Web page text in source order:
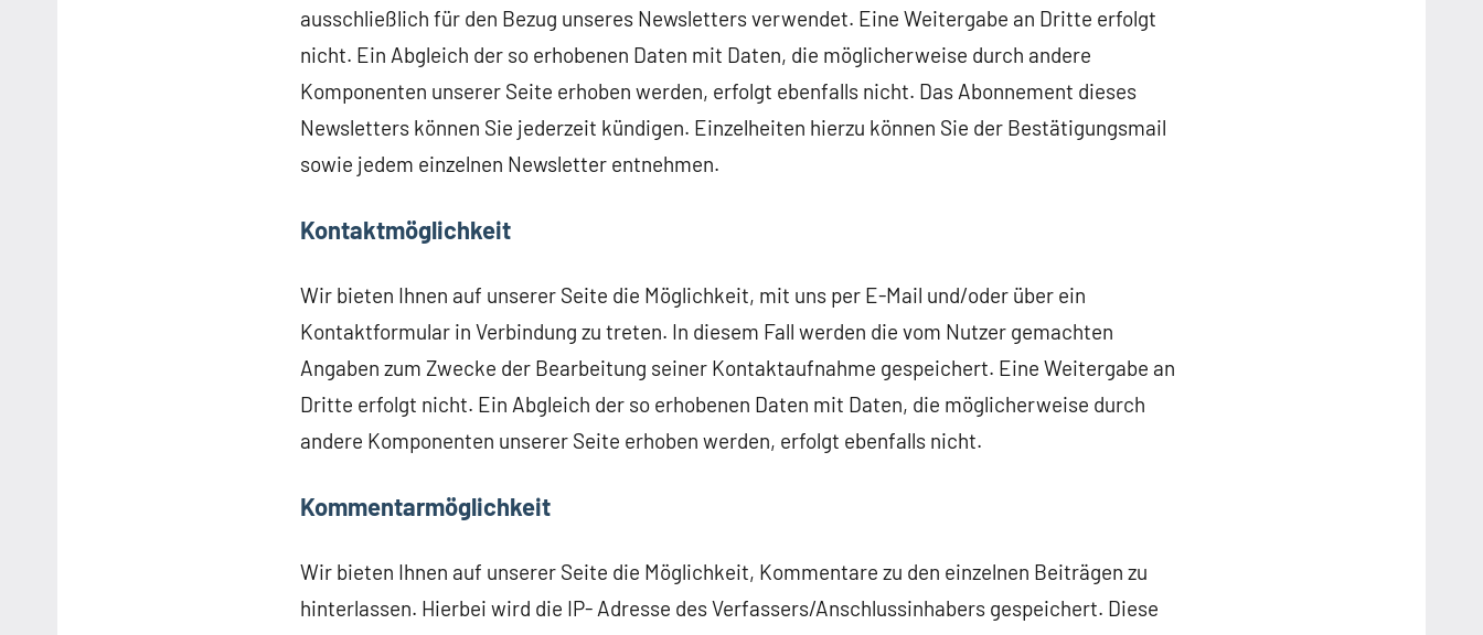
ausschließlich für den Bezug unseres Newsletters verwendet. Eine Weitergabe an Dritte erfolgt
nicht. Ein Abgleich der so erhobenen Daten mit Daten, die möglicherweise durch andere
Komponenten unserer Seite erhoben werden, erfolgt ebenfalls nicht. Das Abonnement dieses
Newsletters können Sie jederzeit kündigen. Einzelheiten hierzu können Sie der Bestätigungsmail
sowie jedem einzelnen Newsletter entnehmen.
Kontaktmöglichkeit
Wir bieten Ihnen auf unserer Seite die Möglichkeit, mit uns per E-Mail und/oder über ein
Kontaktformular in Verbindung zu treten. In diesem Fall werden die vom Nutzer gemachten
Angaben zum Zwecke der Bearbeitung seiner Kontaktaufnahme gespeichert. Eine Weitergabe an
Dritte erfolgt nicht. Ein Abgleich der so erhobenen Daten mit Daten, die möglicherweise durch
andere Komponenten unserer Seite erhoben werden, erfolgt ebenfalls nicht.
Kommentarmöglichkeit
Wir bieten Ihnen auf unserer Seite die Möglichkeit, Kommentare zu den einzelnen Beiträgen zu
hinterlassen. Hierbei wird die IP- Adresse des Verfassers/Anschlussinhabers gespeichert. Diese